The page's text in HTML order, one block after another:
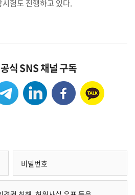
험도 진행하고 있다.
식 SNS 채널 구독